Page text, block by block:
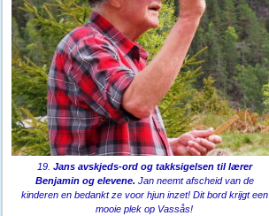
19. Jans avskjeds-ord og takksigelsen til lærer
Benjamin og elevene. Jan neemt afscheid van de
kinderen en bedankt ze voor hjun inzet! Dit bord krijgt een
mooie plek op Vassås!